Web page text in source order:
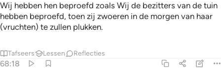
Wij hebben hen beproefd zoals Wij de bezitters van de tuin
hebben beproefd, toen zij zwoeren in de morgen van haar
(vruchten) te zullen plukken.
Tafseers Lessen Reflecties
68:18